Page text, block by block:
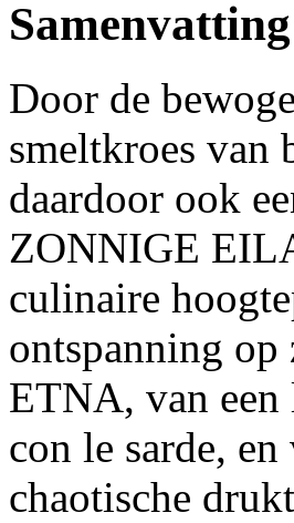
Samenvatting
Door de
smeltkroes van
daardoor ook
ZONNIGE
culinaire
ontspanning op
ETNA, van een
con le sarde,
chaotische